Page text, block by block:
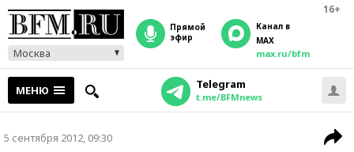
16+
Москва
прямой
эфир
Канал в
MAX
max.ru/bfm
МЕНЮ Telegram
t.me/BFMnews
5 сентября 2012, 09:30